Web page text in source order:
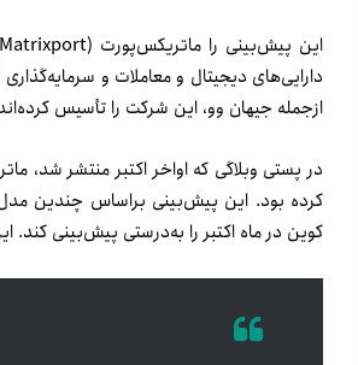
از‌جمله جیهان وو، این شرکت را تأسیس
کرده بود. این پیش‌بینی بر‌اساس چندین
کوین در ماه اکتبر را به‌درستی پیش‌بینی